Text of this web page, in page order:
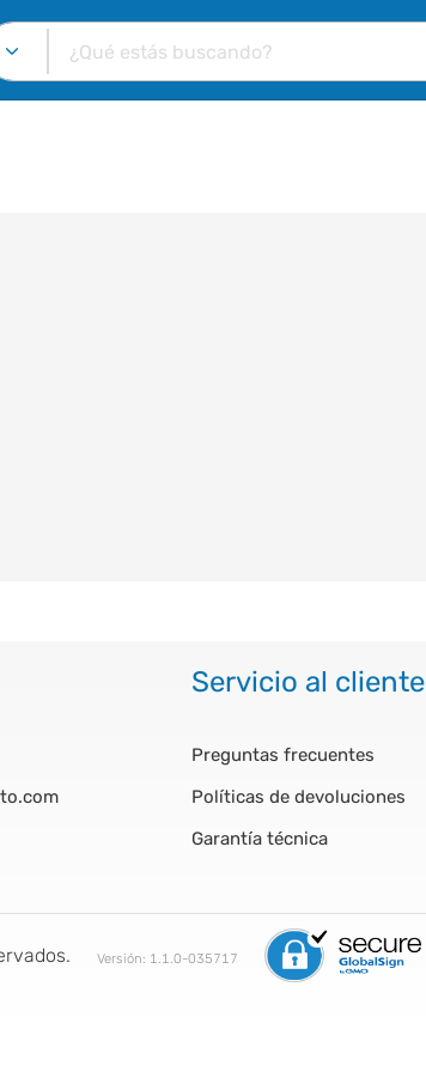
Servicio al cliente
Preguntas frecuentes
Políticas de devoluciones
Garantía técnica
Versión: 1.1.0-035717